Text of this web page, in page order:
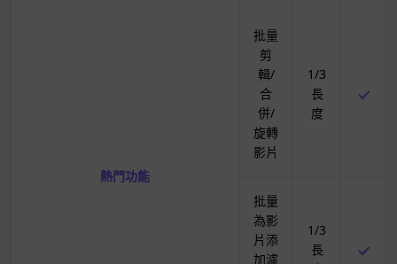
熱門功能
批量
剪
輯/
合
併/
旋轉
影片
1/3
長
度
批量
為影
片添
加濾
1/3
長